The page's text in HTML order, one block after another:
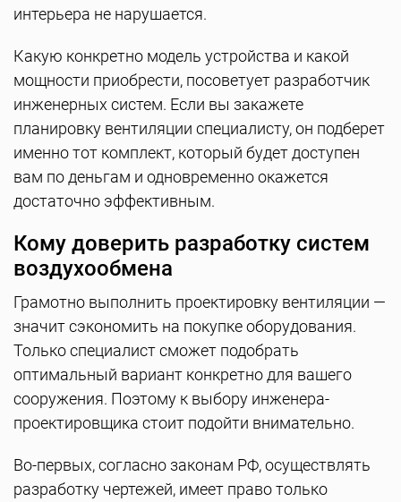
интерьера не нарушается.
Какую конкретно модель устройства и какой
мощности приобрести, посоветует разработчик
инженерных систем. Если вы закажете
планировку вентиляции специалисту, он подберет
именно тот комплект, который будет доступен
вам по деньгам и одновременно окажется
достаточно эффективным.
Кому доверить разработку систем
воздухообмена
Грамотно выполнить проектировку вентиляции —
значит сэкономить на покупке оборудования.
Только специалист сможет подобрать
оптимальный вариант конкретно для вашего
сооружения. Поэтому к выбору инженера-
проектировщика стоит подойти внимательно.
Во-первых, согласно законам РФ, осуществлять
разработку чертежей, имеет право только